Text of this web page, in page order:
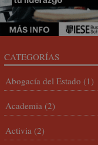
CATEGORÍAS
Abogacía del Estado (1)
Academia (2)
Activia (2)